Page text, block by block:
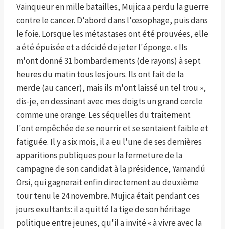
Vainqueur en mille batailles, Mujica a perdu la guerre
contre le cancer. D'abord dans l'œsophage, puis dans
le foie. Lorsque les métastases ont été prouvées, elle
a été épuisée et a décidé de jeter l'éponge. « Ils
m'ont donné 31 bombardements (de rayons) à sept
heures du matin tous les jours. Ils ont fait de la
merde (au cancer), mais ils m'ont laissé un tel trou »,
dis-je, en dessinant avec mes doigts un grand cercle
comme une orange. Les séquelles du traitement
l'ont empêchée de se nourrir et se sentaient faible et
fatiguée. Il y a six mois, il a eu l'une de ses dernières
apparitions publiques pour la fermeture de la
campagne de son candidat à la présidence, Yamandú
Orsi, qui gagnerait enfin directement au deuxième
tour tenu le 24 novembre. Mujica était pendant ces
jours exultants: il a quitté la tige de son héritage
politique entre jeunes, qu'il a invité « à vivre avec la